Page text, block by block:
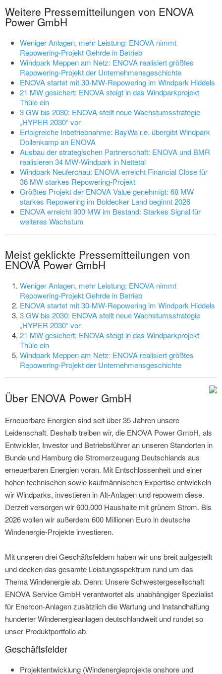
Weitere Pressemitteilungen von ENOVA
Power GmbH
Weniger Anlagen, mehr Leistung: ENOVA nimmt
Repowering-Projekt Gehrde in Betrieb
Windpark Meppen am Netz: ENOVA realisiert größtes
Repowering-Projekt der Unternehmensgeschichte
ENOVA startet mit 30-MW-Repowering im Windpark Hiddels
21 MW gesichert: ENOVA steigt in das Windparkprojekt
Thüle ein
3 GW bis 2030: ENOVA stellt neue Wachstumsstrategie
„HYPER 2030“ vor
Erfolgreiche Inbetriebnahme: BayWa r.e. übergibt Windpark
Dollenkamp an ENOVA
Ausbau der strategischen Partnerschaft: ENOVA und BMR
realisieren 34 MW-Windpark in Nettetal
Windpark Neuferchau: ENOVA erreicht Financial Close für
36 MW starkes Repowering-Projekt
Größtes Projekt der ENOVA Value genehmigt: 68 MW
starkes Repowering im Boldecker Land beginnt 2026
ENOVA erreicht 900 MW im Bestand: Starkes Signal für
weiteres Wachstum
Meist geklickte Pressemitteilungen von
ENOVA Power GmbH
Weniger Anlagen, mehr Leistung: ENOVA nimmt
Repowering-Projekt Gehrde in Betrieb
ENOVA startet mit 30-MW-Repowering im Windpark Hiddels
3 GW bis 2030: ENOVA stellt neue Wachstumsstrategie
„HYPER 2030“ vor
21 MW gesichert: ENOVA steigt in das Windparkprojekt
Thüle ein
Windpark Meppen am Netz: ENOVA realisiert größtes
Repowering-Projekt der Unternehmensgeschichte
Über ENOVA Power GmbH
Erneuerbare Energien sind seit über 35 Jahren unsere
Leidenschaft. Deshalb treiben wir, die ENOVA Power GmbH, als
Entwickler, Investor und Betriebsführer an unseren Standorten in
Bunde und Hamburg die Stromerzeugung Deutschlands aus
erneuerbaren Energien voran. Mit Entschlossenheit und einer
hohen technischen sowie kaufmännischen Expertise entwickeln
wir Windparks, investieren in Alt-Anlagen und repowern diese.
Derzeit versorgen wir 600.000 Haushalte mit grünem Strom. Bis
2026 wollen wir außerdem 600 Millionen Euro in deutsche
Windenergie-Projekte investieren.
Mit unseren drei Geschäftsfeldern haben wir uns breit aufgestellt
und decken das gesamte Leistungsspektrum rund um das
Thema Windenergie ab. Denn: Unsere Schwestergesellschaft
ENOVA Service GmbH verantwortet als unabhängiger Spezialist
für Enercon-Anlagen zusätzlich die Wartung und Instandhaltung
hunderter Windenergieanlagen deutschlandweit und rundet so
unser Produktportfolio ab.
Geschäftsfelder
Projektentwicklung (Windenergieprojekte onshore und